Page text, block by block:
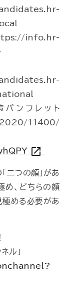
info.hr-
ンフレット
11400/
open_in_new
二つの顔」があ
め、どちらの顔
める必要があ
ル」